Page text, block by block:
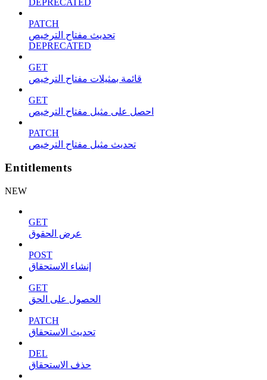
DEPRECATED
PATCH
تحديث مفتاح الترخيص
DEPRECATED
GET
قائمة بمثيلات مفتاح الترخيص
GET
احصل على مثيل مفتاح الترخيص
PATCH
تحديث مثيل مفتاح الترخيص
Entitlements
NEW
GET
عرض الحقوق
POST
إنشاء الاستحقاق
GET
الحصول على الحق
PATCH
تحديث الاستحقاق
DEL
حذف الاستحقاق